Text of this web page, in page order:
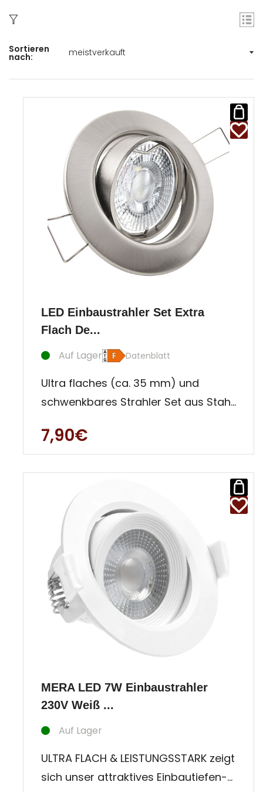
Sortieren
nach:
LED Einbaustrahler Set Extra
Flach De...
Auf Lager Datenblatt
Ultra flaches (ca. 35 mm) und
schwenkbares Strahler Set aus Stahl,
7,90€
MERA LED 7W Einbaustrahler
230V Weiß ...
Auf Lager
ULTRA FLACH & LEISTUNGSSTARK zeigt
sich unser attraktives Einbautiefen-